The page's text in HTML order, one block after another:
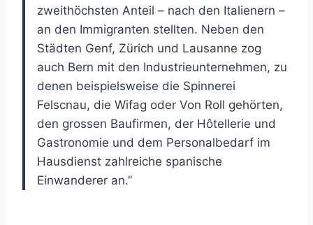
zweithöchsten Anteil – nach den Italienern –
an den Immigranten stellten. Neben den
Städten Genf, Zürich und Lausanne zog
auch Bern mit den Industrieunternehmen, zu
denen beispielsweise die Spinnerei
Felscnau, die Wifag oder Von Roll gehörten,
den grossen Baufirmen, der Hôtellerie und
Gastronomie und dem Personalbedarf im
Hausdienst zahlreiche spanische
Einwanderer an.”